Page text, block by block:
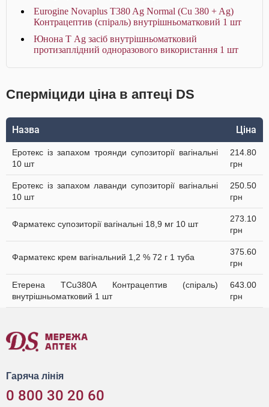
Eurogine Novaplus T380 Ag Normal (Cu 380 + Ag)
Контрацептив (спіраль) внутрішньоматковий 1 шт
Юнона Т Ag засіб внутрішньоматковий
протизаплідний одноразового використання 1 шт
Сперміциди ціна в аптеці DS
Назва Ціна
Еротекс із запахом троянди супозиторії вагінальні
10 шт
214.80
грн
Еротекс із запахом лаванди супозиторії вагінальні
10 шт
250.50
грн
Фарматекс супозиторії вагінальні 18,9 мг 10 шт
273.10
грн
Фарматекс крем вагінальний 1,2 % 72 г 1 туба
375.60
грн
Етерена TCu380A Контрацептив (спіраль)
внутрішньоматковий 1 шт
643.00
грн
Гаряча лінія
0 800 30 20 60